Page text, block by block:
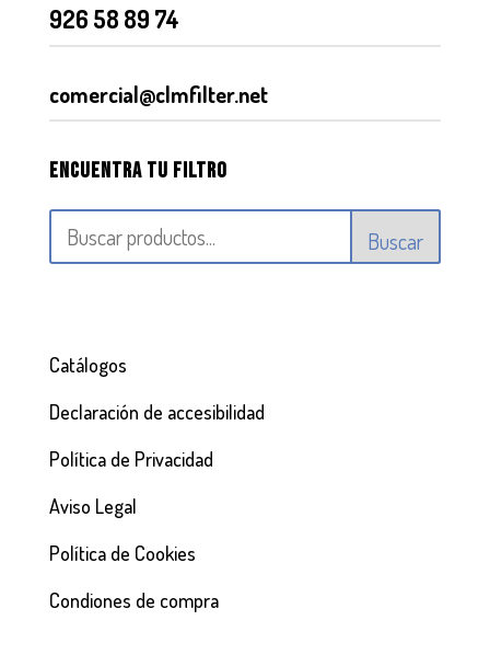
926 58 89 74
comercial@clmfilter.net
Encuentra tu filtro
Buscar
Catálogos
Declaración de accesibilidad
Política de Privacidad
Aviso Legal
Política de Cookies
Condiones de compra